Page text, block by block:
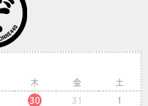
木 金 土
30 31 1